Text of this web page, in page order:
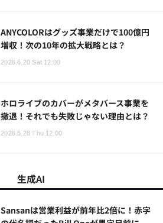
ANYCOLORはグッズ事業だけで100億円
増収！次の10年の拡大戦略とは？
2026.6.20 Sat 12:00
ホロライブのカバーがメタバース事業を
撤退！それでも失敗じゃない理由とは？
2026.5.28 Thu 12:00
生成AI
Sansanは営業利益が前年比2倍に！赤字